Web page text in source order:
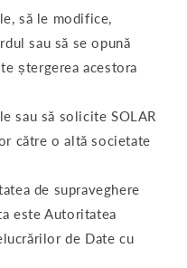
să le modifice,
sau să se opună
ștergerea acestora
sau să solicite SOLAR
către o altă societate
de supraveghere
este Autoritatea
de Date cu